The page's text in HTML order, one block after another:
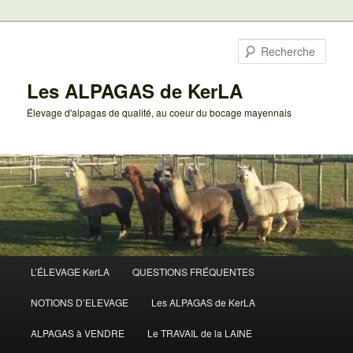
Les ALPAGAS de KerLA
Élevage d'alpagas de qualité, au coeur du bocage mayennais
principal
L’ÉLEVAGE KerLA QUESTIONS FRÉQUENTES
NOTIONS D’ELEVAGE Les ALPAGAS de KerLA
ALPAGAS à VENDRE Le TRAVAIL de la LAINE